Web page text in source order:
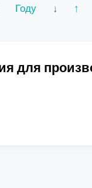
Году ↓ ↑
для